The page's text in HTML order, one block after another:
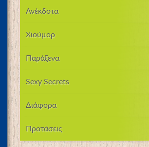
Ανέκδοτα
Χιούμορ
Παράξενα
Sexy Secrets
Διάφορα
Προτάσεις